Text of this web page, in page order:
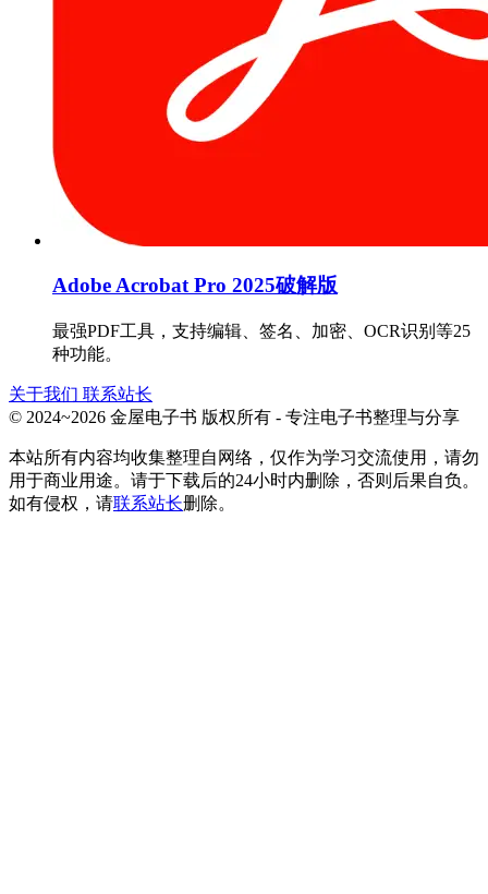
Adobe Acrobat Pro 2025破解版
最强PDF工具，支持编辑、签名、加密、OCR识别等25
种功能。
关于我们 联系站长
© 2024~2026 金屋电子书 版权所有 - 专注电子书整理与分享
本站所有内容均收集整理自网络，仅作为学习交流使用，请勿
用于商业用途。请于下载后的24小时内删除，否则后果自负。
如有侵权，请联系站长删除。